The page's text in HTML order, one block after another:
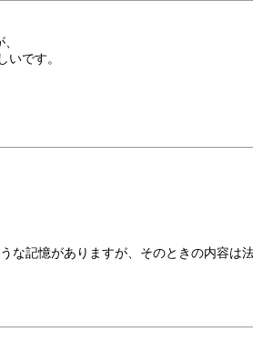
です。
記憶がありますが、そのときの内容は